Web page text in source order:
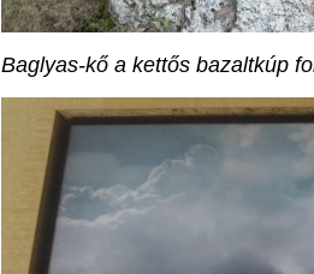
Baglyas-kő a kettős bazaltkúp